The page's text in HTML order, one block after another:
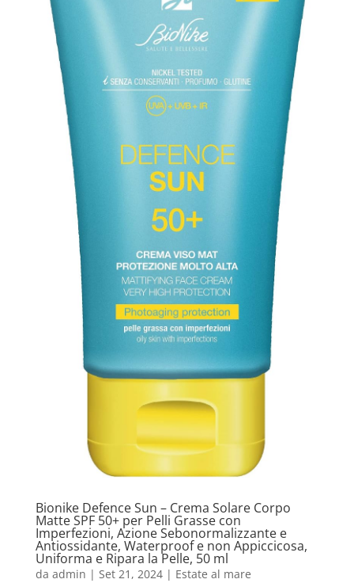
Bionike Defence Sun – Crema Solare Corpo
Matte SPF 50+ per Pelli Grasse con
Imperfezioni, Azione Sebonormalizzante e
Antiossidante, Waterproof e non Appiccicosa,
Uniforma e Ripara la Pelle, 50 ml
da admin | Set 21, 2024| Estate al mare